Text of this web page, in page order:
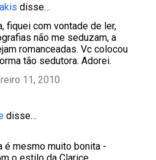
disse…
fiquei com vontade de ler,
não me seduzam, a
romanceadas. Vc colocou
tão sedutora. Adorei.
11, 2010
disse…
é mesmo muito bonita -
o estilo da Clarice.